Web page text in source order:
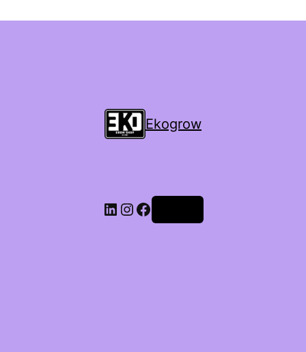
Ekogrow